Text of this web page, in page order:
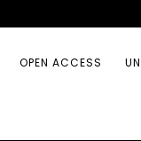
OPEN ACCESS